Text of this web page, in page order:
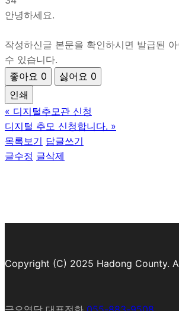
안녕하세요.
작성하신글 본문을 확인하시면 발급된
수 있습니다.
좋아요 0 싫어요 0
인쇄
« 디지털추모관 신청
디지털 추모 신청합니다. »
목록보기 답글쓰기
글수정 글삭제
Copyright (C) 2025 Hadong County.